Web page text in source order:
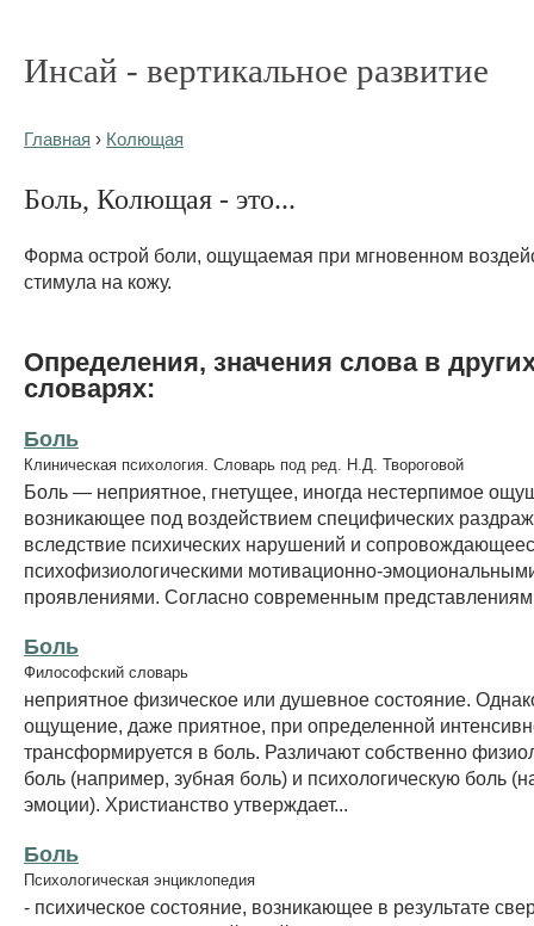
Инсай - вертикальное развитие
Главная › Колющая
Боль, Колющая - это...
Форма острой боли, ощущаемая при мгновенном
стимула на кожу.
Определения, значения слова в
словарях:
Боль
Клиническая психология. Словарь под ред. Н.Д. Твороговой
Боль — неприятное, гнетущее, иногда нестерпимое
возникающее под воздействием специфических
вследствие психических нарушений и
психофизиологическими мотивационно-
проявлениями. Согласно современным
Боль
Философский словарь
неприятное физическое или душевное состояние.
ощущение, даже приятное, при определенной
трансформируется в боль. Различают собственно
боль (например, зубная боль) и психологическую боль
эмоции). Христианство утверждает...
Боль
Психологическая энциклопедия
- психическое состояние, возникающее в результате